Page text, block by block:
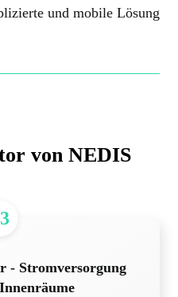
und mobile Lösung
von NEDIS
- Stromversorgung